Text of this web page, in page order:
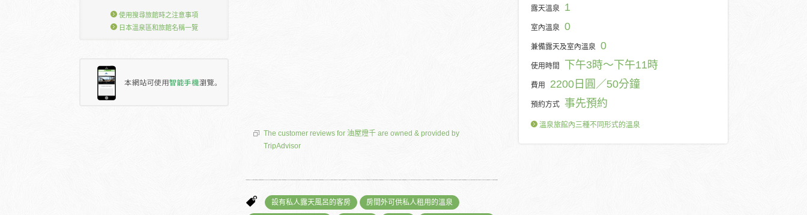
使用搜尋旅館時之注意事項
日本溫泉區和旅館名稱一覽
The customer reviews for 油屋燈千 are owned & provided by
TripAdvisor
設有私人露天風呂的客房 房間外可供私人租用的溫泉
露天溫泉 1
室內溫泉 0
兼備露天及室內溫泉 0
使用時間 下午3時～下午11時
費用 2200日圓／50分鐘
預約方式 事先預約
溫泉旅館內三種不同形式的溫泉